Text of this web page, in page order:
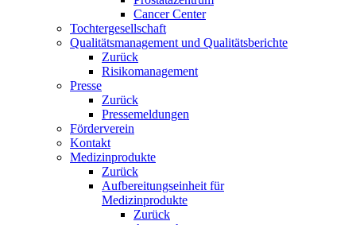
Cancer Center
Tochtergesellschaft
Qualitätsmanagement und Qualitätsberichte
Zurück
Risikomanagement
Presse
Zurück
Pressemeldungen
Förderverein
Kontakt
Medizinprodukte
Zurück
Aufbereitungseinheit für
Medizinprodukte
Zurück